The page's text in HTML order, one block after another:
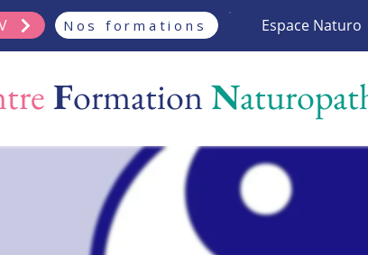
Nos formations Espace Naturo
FormationN